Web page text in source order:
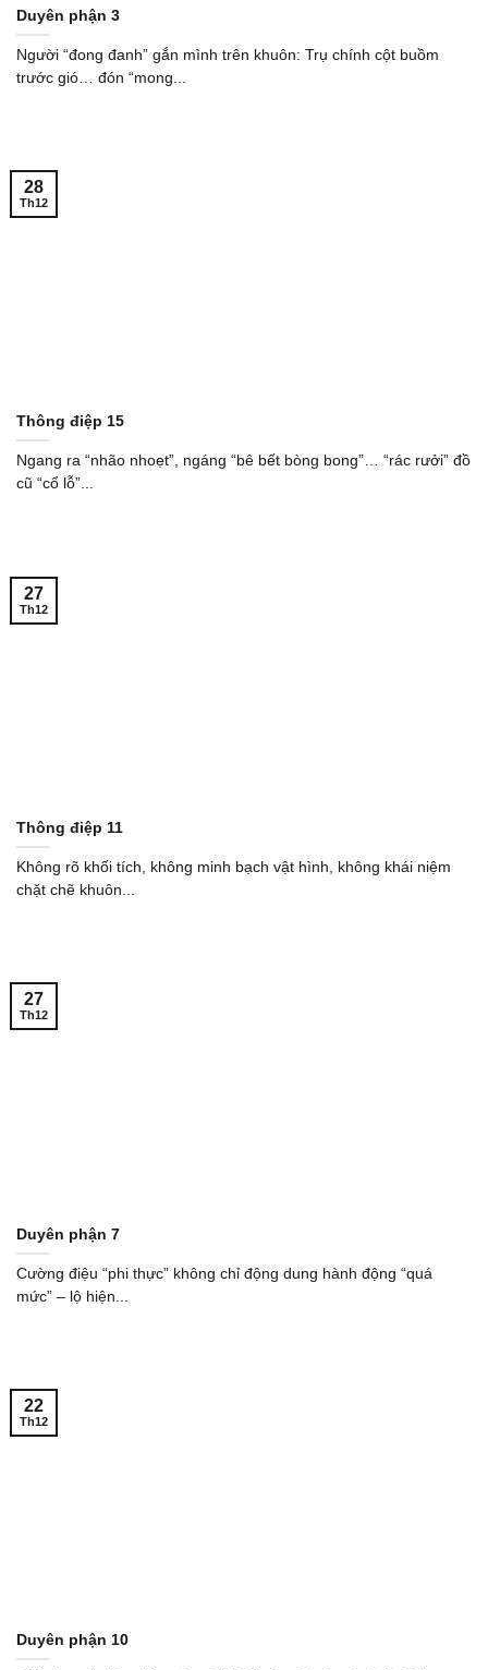
Duyên phận 3
Người “đong đanh” gắn mình trên khuôn: Trụ chính cột buồm
trước gió… đón “mong...
Thông điệp 15
Ngang ra “nhão nhoẹt”, ngáng “bê bết bòng bong”… “rác rưởi” đồ
cũ “cổ lỗ”...
28
Th12
Thông điệp 11
Không rõ khối tích, không minh bạch vật hình, không khái niệm
chặt chẽ khuôn...
27
Th12
Duyên phận 7
Cường điệu “phi thực” không chỉ động dung hành động “quá
mức” – lộ hiện...
27
Th12
Duyên phận 10
22
Th12